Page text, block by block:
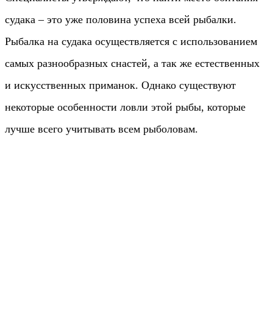
судака – это уже половина успеха всей рыбалки.
Рыбалка на судака осуществляется с использованием
самых разнообразных снастей, а так же естественных
и искусственных приманок. Однако существуют
некоторые особенности ловли этой рыбы, которые
лучше всего учитывать всем рыболовам.